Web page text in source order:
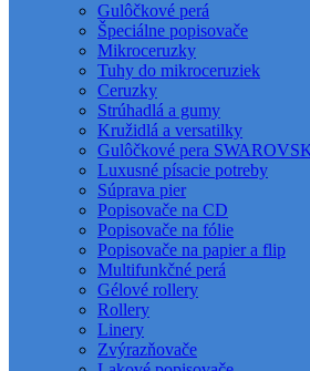
Gulôčkové perá
Špeciálne popisovače
Mikroceruzky
Tuhy do mikroceruziek
Ceruzky
Strúhadlá a gumy
Kružidlá a versatilky
Gulôčkové pera
Luxusné písacie potreby
Súprava pier
Popisovače na CD
Popisovače na fólie
Popisovače na papier a flip
Multifunkčné perá
Gélové rollery
Rollery
Linery
Zvýrazňovače